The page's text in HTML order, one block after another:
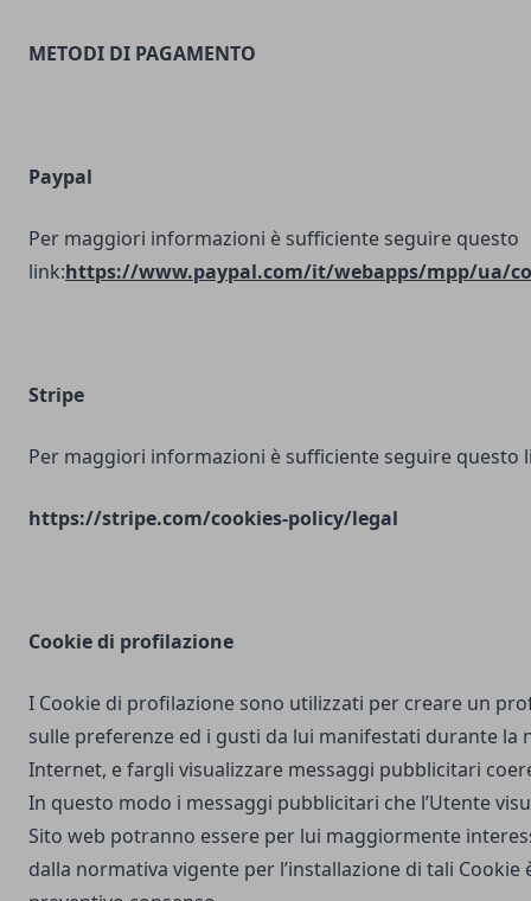
METODI DI PAGAMENTO
Paypal
Per maggiori informazioni è sufficiente seguire questo
link:https://www.paypal.com/it/webapps/mpp/ua/
Stripe
Per maggiori informazioni è sufficiente seguire questo
https://stripe.com/cookies-policy/legal
Cookie di profilazione
I Cookie di profilazione sono utilizzati per creare un
sulle preferenze ed i gusti da lui manifestati durante la
Internet, e fargli visualizzare messaggi pubblicitari
In questo modo i messaggi pubblicitari che l’Utente
Sito web potranno essere per lui maggiormente
dalla normativa vigente per l’installazione di tali Cookie